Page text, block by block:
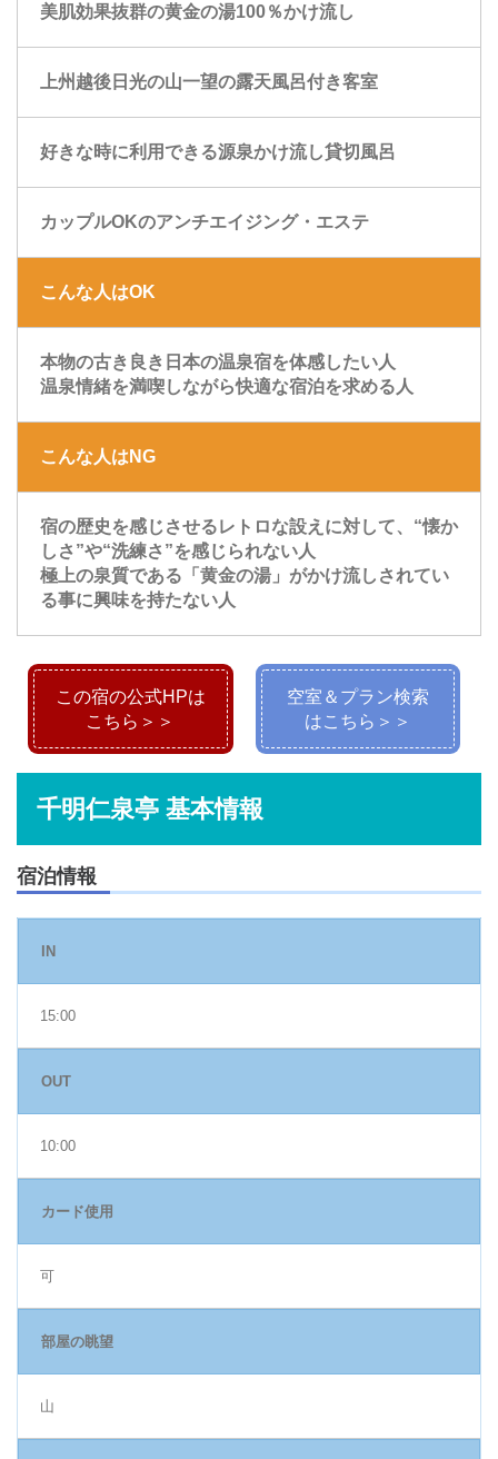
美肌効果抜群の黄金の湯100％かけ流し
上州越後日光の山一望の露天風呂付き客室
好きな時に利用できる源泉かけ流し貸切風呂
カップルOKのアンチエイジング・エステ
こんな人はOK
本物の古き良き日本の温泉宿を体感したい人
温泉情緒を満喫しながら快適な宿泊を求める人
こんな人はNG
宿の歴史を感じさせるレトロな設えに対して、“懐か
しさ”や“洗練さ”を感じられない人
極上の泉質である「黄金の湯」がかけ流しされてい
る事に興味を持たない人
この宿の公式HPは
こちら＞＞
空室＆プラン検索
はこちら＞＞
千明仁泉亭 基本情報
宿泊情報
IN
15:00
OUT
10:00
カード使用
可
部屋の眺望
山